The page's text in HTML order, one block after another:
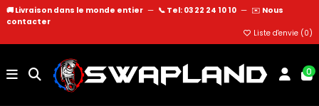
🚚 Livraison dans le monde entier — 📞 Tel: 03 22 24 10 10 — ✉️ Nous
contacter
Liste d'envie (0)
0